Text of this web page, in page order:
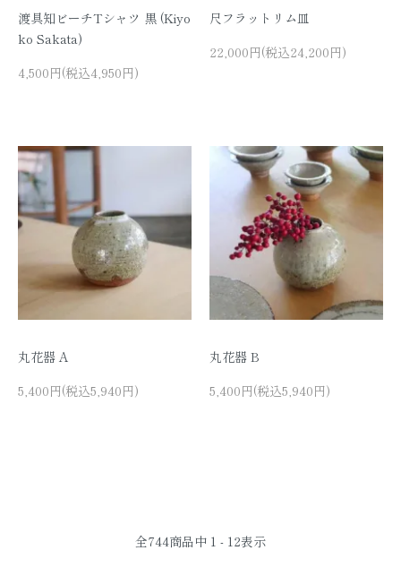
渡具知ビーチTシャツ 黒 (Kiyo
ko Sakata)
4,500円(税込4,950円)
尺フラットリム皿
22,000円(税込24,200円)
丸花器 A
5,400円(税込5,940円)
丸花器 B
5,400円(税込5,940円)
全744商品中 1 - 12表示